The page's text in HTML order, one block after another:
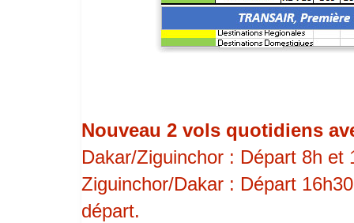
Nouveau 2 vols quotidiens
Dakar/Ziguinchor : Départ 8h
Ziguinchor/Dakar : Départ
départ.